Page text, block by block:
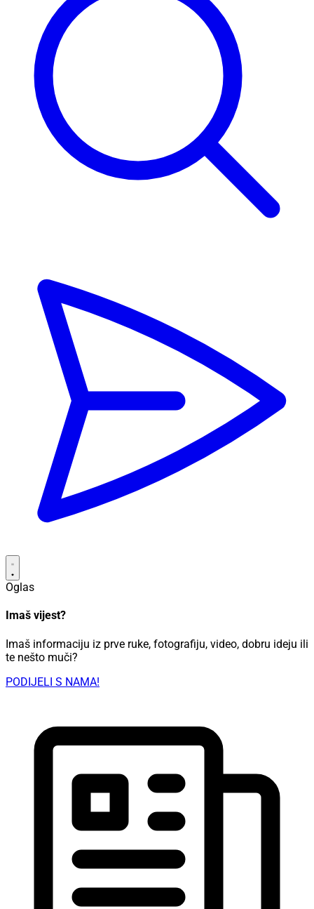
Oglas
Imaš vijest?
Imaš informaciju iz prve ruke, fotografiju, video, dobru ideju ili
te nešto muči?
PODIJELI S NAMA!